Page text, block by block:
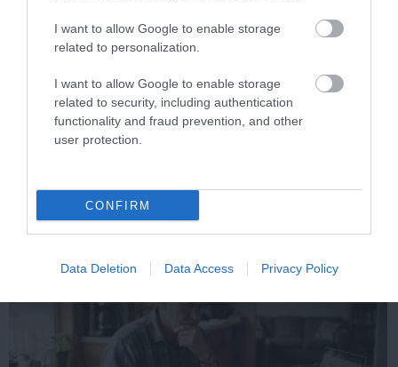
I want to allow Google to enable storage
related to personalization.
I want to allow Google to enable storage
related to security, including authentication
functionality and fraud prevention, and other
user protection.
CONFIRM
Data Deletion Data Access Privacy Policy
One Teaspoon And All The Worms In The Body
Die Instantly
139